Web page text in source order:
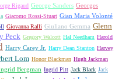
Rigaud George Sanders Georges
Giacomo Rossi-Stuart Gian Maria Volonté
Giovanna Ralli Giuliano Gemma Glenn
Peck Gregory Walcott Hal Needham Harold
Harry Carey Jr. Harry Dean Stanton Harvey
Lom Honor Blackman Hugh Jackman
Bergman Ingrid Pitt Jack Black Jack